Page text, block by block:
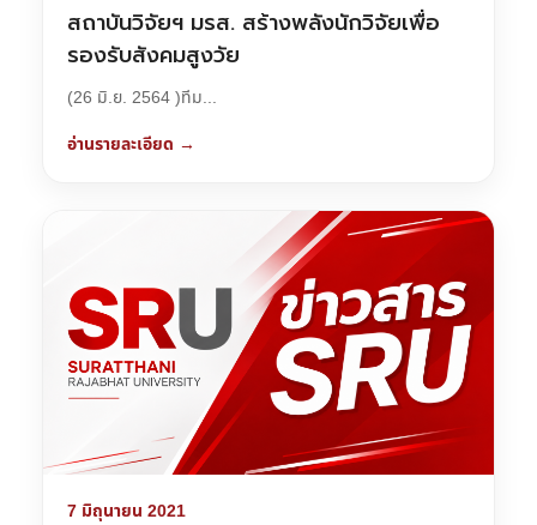
สถาบันวิจัยฯ มรส. สร้างพลังนักวิจัยเพื่อ
รองรับสังคมสูงวัย
(26 มิ.ย. 2564 )ทีม...
อ่านรายละเอียด →
7 มิถุนายน 2021